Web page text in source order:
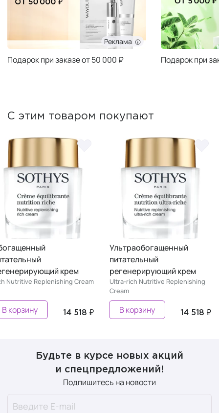
Реклама
Подарок при заказе от 50 000 ₽ Подарок при
С этим товаром покупают
крем
Nutritive Replenishing Cream
14 518 ₽
В корзину
Ультраобогащенный
питательный
регенерирующий крем
Ultra-rich Nutritive Replenishing
Cream
14 518 ₽
В корзину
Будьте в курсе новых акций
и спецпредложений!
Подпишитесь на новости